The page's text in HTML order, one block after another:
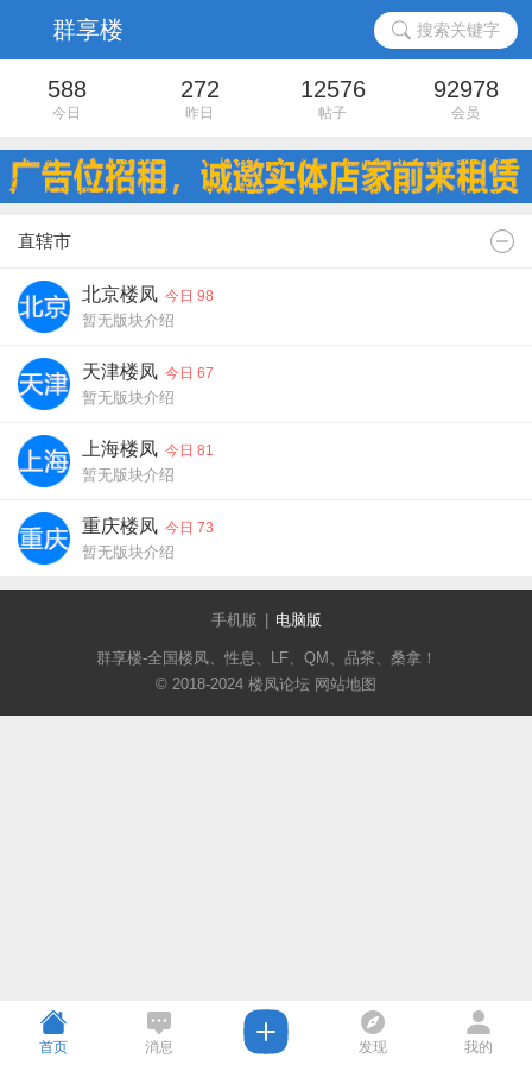
搜索关键字
588
今日
272
昨日
12576
帖子
92978
会员
直辖市
北京楼凤 今日 98
暂无版块介绍
天津楼凤 今日 67
暂无版块介绍
上海楼凤 今日 81
暂无版块介绍
重庆楼凤 今日 73
暂无版块介绍
手机版 电脑版
群享楼-全国楼凤、性息、LF、QM、品茶、桑拿！
© 2018-2024 楼凤论坛 网站地图
首页 消息 发现 我的